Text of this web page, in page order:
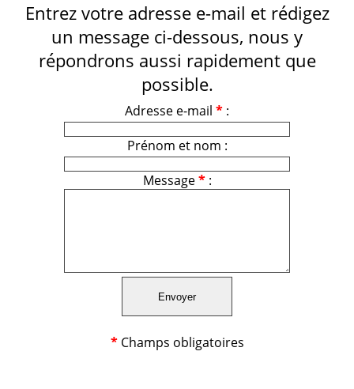
Entrez votre adresse e-mail et rédigez
un message ci-dessous, nous y
répondrons aussi rapidement que
possible.
Adresse e-mail * :
Prénom et nom :
Message*:
*Champs obligatoires